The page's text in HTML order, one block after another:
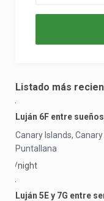
Listado más
Luján 6F entre
Canary Islands,
Puntallana
/night
Luján 5E y 7G entre